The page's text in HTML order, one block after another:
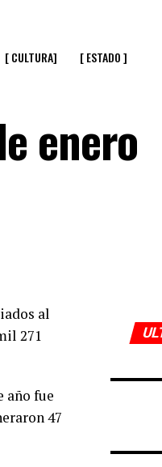
[ CULTURA] [ ESTADO ]
enero
al
271
año fue
47